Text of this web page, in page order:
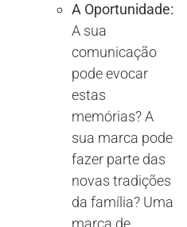
A Oportunidade:
A sua
comunicação
pode evocar
estas
memórias? A
sua marca pode
fazer parte das
novas tradições
da família? Uma